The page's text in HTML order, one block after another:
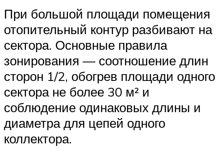
При большой площади помещения
отопительный контур разбивают на
сектора. Основные правила
зонирования — соотношение длин
сторон 1/2, обогрев площади одного
сектора не более 30 м² и
соблюдение одинаковых длины и
диаметра для цепей одного
коллектора.